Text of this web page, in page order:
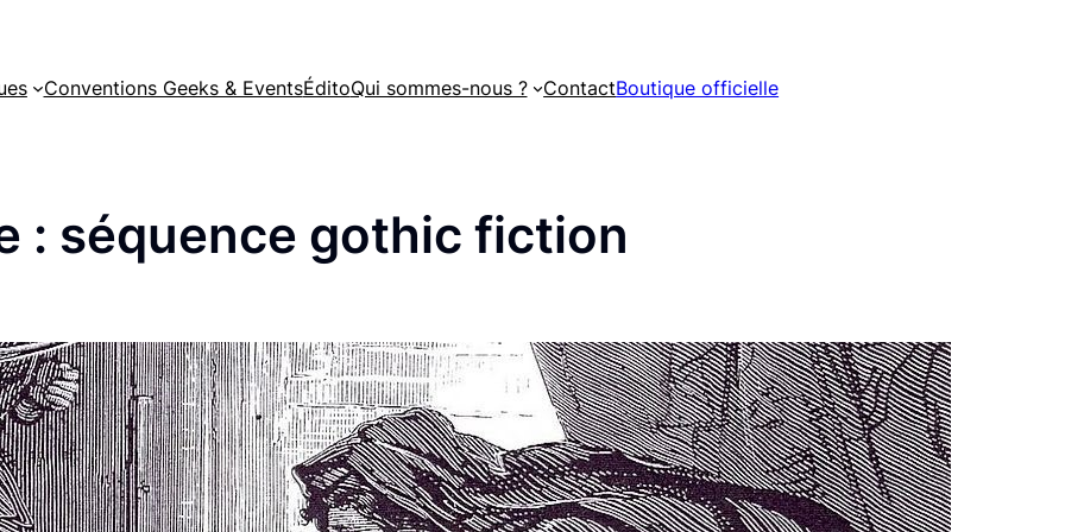
Conventions Geeks & EventsÉditoQui sommes-nous ? ContactBoutique officielle
: séquence gothic fiction